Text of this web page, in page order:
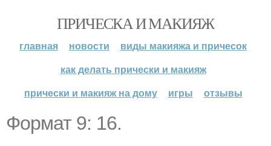
ПРИЧЕСКА И МАКИЯЖ
главная новости
виды макияжа и причесок
как делать прически и макияж
прически и макияж на дому
игры отзывы
Формат 9: 16.